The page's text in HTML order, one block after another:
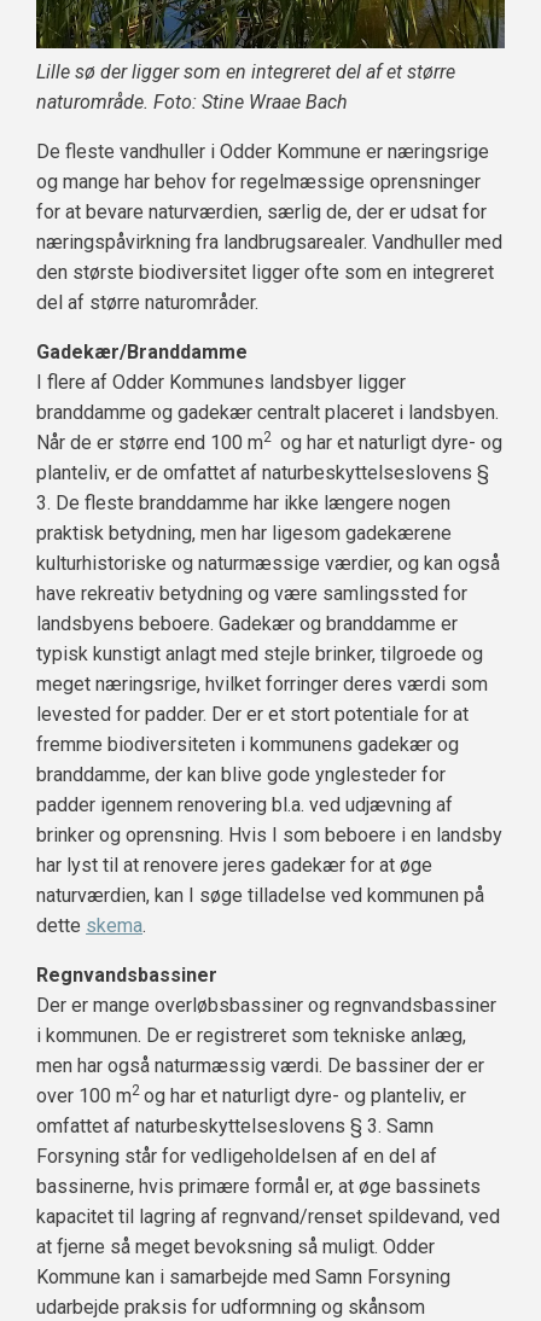
Lille sø der ligger som en integreret del af et større
naturområde. Foto: Stine Wraae Bach
De fleste vandhuller i Odder Kommune er næringsrige
og mange har behov for regelmæssige oprensninger
for at bevare naturværdien, særlig de, der er udsat for
næringspåvirkning fra landbrugsarealer. Vandhuller med
den største biodiversitet ligger ofte som en integreret
del af større naturområder.
Gadekær/Branddamme
I flere af Odder Kommunes landsbyer ligger
branddamme og gadekær centralt placeret i landsbyen.
Når de er større end 100 m2 og har et naturligt dyre- og
planteliv, er de omfattet af naturbeskyttelseslovens §
3. De fleste branddamme har ikke længere nogen
praktisk betydning, men har ligesom gadekærene
kulturhistoriske og naturmæssige værdier, og kan også
have rekreativ betydning og være samlingssted for
landsbyens beboere. Gadekær og branddamme er
typisk kunstigt anlagt med stejle brinker, tilgroede og
meget næringsrige, hvilket forringer deres værdi som
levested for padder. Der er et stort potentiale for at
fremme biodiversiteten i kommunens gadekær og
branddamme, der kan blive gode ynglesteder for
padder igennem renovering bl.a. ved udjævning af
brinker og oprensning. Hvis I som beboere i en landsby
har lyst til at renovere jeres gadekær for at øge
naturværdien, kan I søge tilladelse ved kommunen på
dette skema.
Regnvandsbassiner
Der er mange overløbsbassiner og regnvandsbassiner
i kommunen. De er registreret som tekniske anlæg,
men har også naturmæssig værdi. De bassiner der er
over 100 m2 og har et naturligt dyre- og planteliv, er
omfattet af naturbeskyttelseslovens § 3. Samn
Forsyning står for vedligeholdelsen af en del af
bassinerne, hvis primære formål er, at øge bassinets
kapacitet til lagring af regnvand/renset spildevand, ved
at fjerne så meget bevoksning så muligt. Odder
Kommune kan i samarbejde med Samn Forsyning
udarbejde praksis for udformning og skånsom